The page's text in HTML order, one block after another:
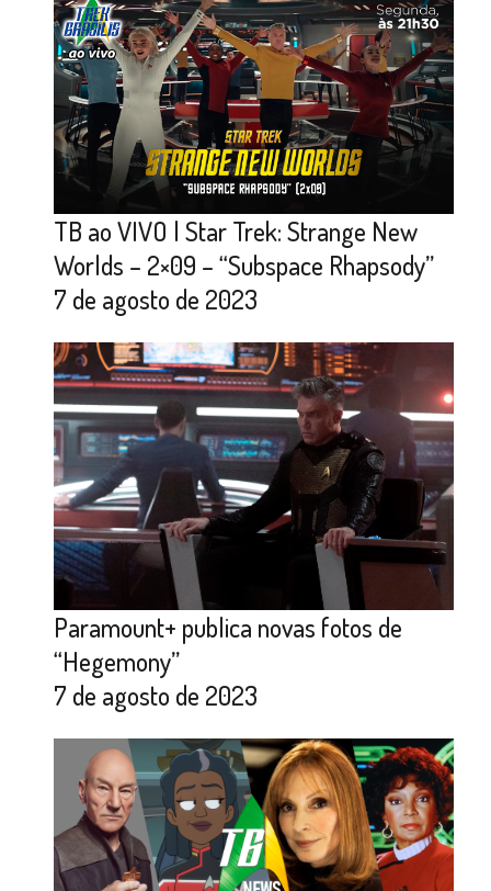
TB ao VIVO | Star Trek: Strange New
Worlds – 2×09 – “Subspace Rhapsody”
7 de agosto de 2023
Paramount+ publica novas fotos de
“Hegemony”
7 de agosto de 2023